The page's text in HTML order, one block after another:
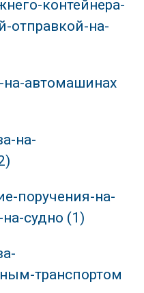
контейнера-
отправкой-на-
на-автомашинах
на-
поручения-на-
на-судно (1)
транспортом